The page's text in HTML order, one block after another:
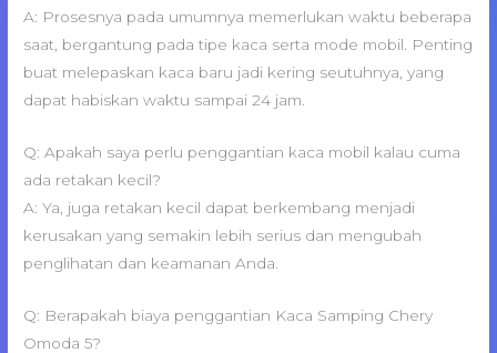
A: Prosesnya pada umumnya memerlukan waktu beberapa
saat, bergantung pada tipe kaca serta mode mobil. Penting
buat melepaskan kaca baru jadi kering seutuhnya, yang
dapat habiskan waktu sampai 24 jam.
Q: Apakah saya perlu penggantian kaca mobil kalau cuma
ada retakan kecil?
A: Ya, juga retakan kecil dapat berkembang menjadi
kerusakan yang semakin lebih serius dan mengubah
penglihatan dan keamanan Anda.
Q: Berapakah biaya penggantian Kaca Samping Chery
Omoda 5?